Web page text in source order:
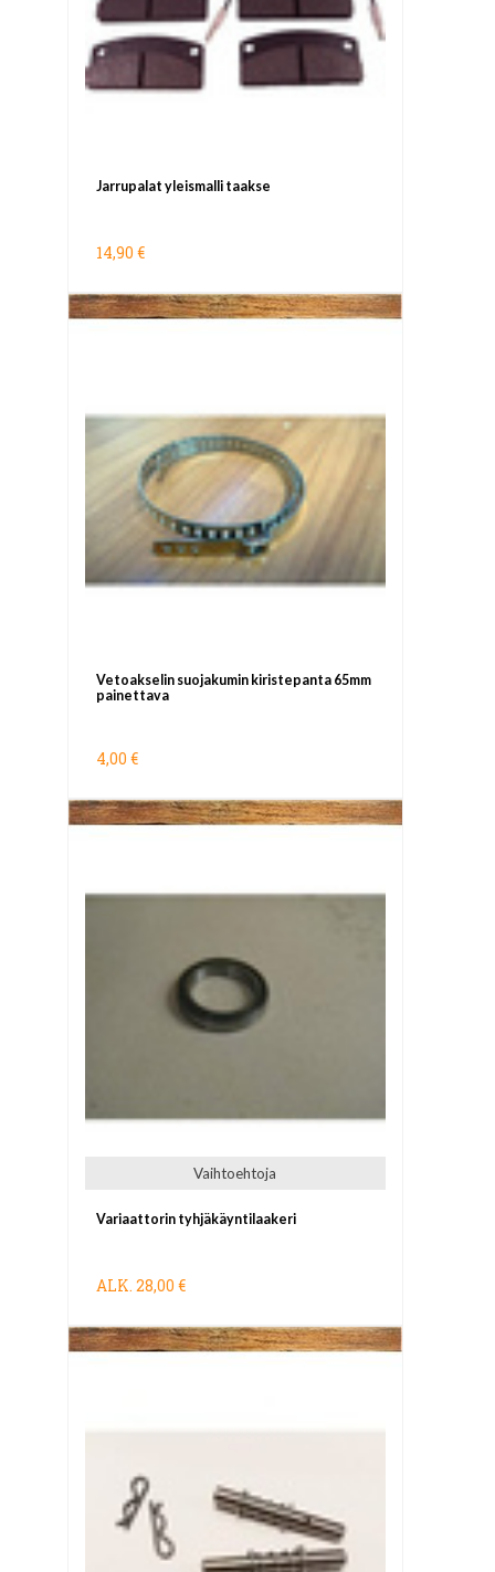
Jarrupalat yleismalli taakse
14,90 €
Vetoakselin suojakumin kiristepanta 65mm
painettava
4,00 €
Vaihtoehtoja
Variaattorin tyhjäkäyntilaakeri
ALK. 28,00 €